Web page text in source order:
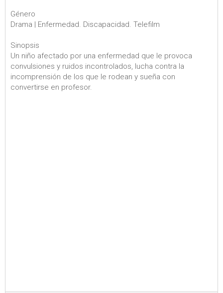
Género
Drama | Enfermedad. Discapacidad. Telefilm
Sinopsis
Un niño afectado por una enfermedad que le provoca
convulsiones y ruidos incontrolados, lucha contra la
incomprensión de los que le rodean y sueña con
convertirse en profesor.